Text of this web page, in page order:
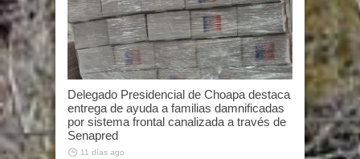
Delegado Presidencial de Choapa destaca
entrega de ayuda a familias damnificadas
por sistema frontal canalizada a través de
Senapred
11 días ago